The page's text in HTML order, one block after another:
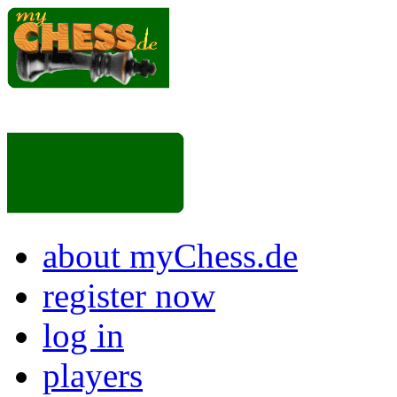
about myChess.de
register now
log in
players